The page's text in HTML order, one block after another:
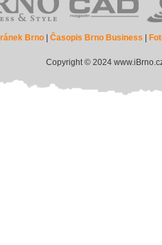
Brno |Časopis Brno Business
Copyright © 2024